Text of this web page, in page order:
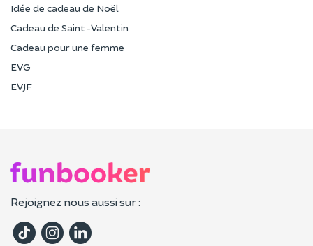
Idée de cadeau de Noël
Cadeau de Saint-Valentin
Cadeau pour une femme
EVG
EVJF
Rejoignez nous aussi sur :